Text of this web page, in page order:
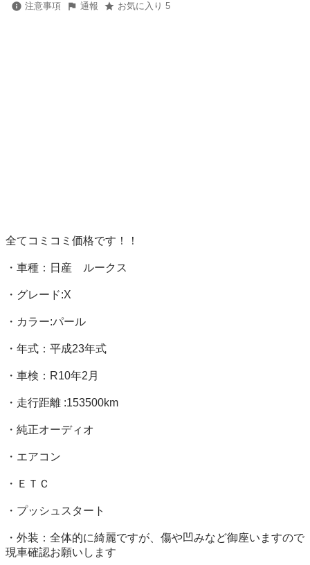
注意事項 通報 お気に入り 5
全てコミコミ価格です！！
・車種：日産　ルークス
・グレード:X
・カラー:パール
・年式：平成23年式
・車検：R10年2月
・走行距離 :153500km
・純正オーディオ
・エアコン
・ＥＴＣ
・プッシュスタート
・外装：全体的に綺麗ですが、傷や凹みなど御座いますので
現車確認お願いします